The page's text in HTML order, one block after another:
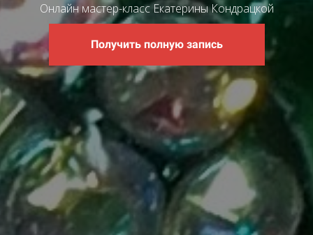
Онлайн мастер-класс Екатерины Кондрацкой
Получить полную запись